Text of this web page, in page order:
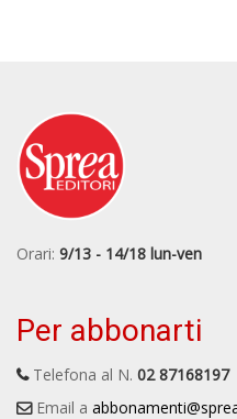
Orari: 9/13 - 14/18 lun-ven
Per abbonarti
Telefona al N. 02 87168197
Email a